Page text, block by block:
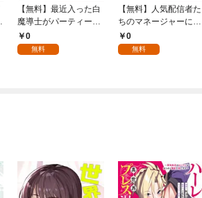
【無料】最近入った白
魔導士がパーティーク
ラッシャーで、俺の異
世界冒険者生活が崩壊
0
無料
【無料】人気配信者た
ちのマネージャーにな
ったら、全員元カノだ
った 第1話【単話版】
0
無料